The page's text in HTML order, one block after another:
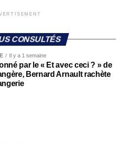
CONSULTÉS
Il y a 1 semaine
par le « Et avec ceci ? » de
Bernard Arnault rachète